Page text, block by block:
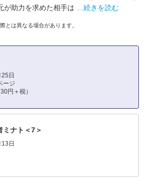
が助力を求めた相手は
…続きを読む
とは異なる場合があります。
日
ージ
円＋税）
ミナト＜7＞
日